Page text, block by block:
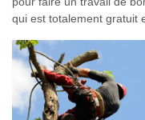
qui est totalement gratuit